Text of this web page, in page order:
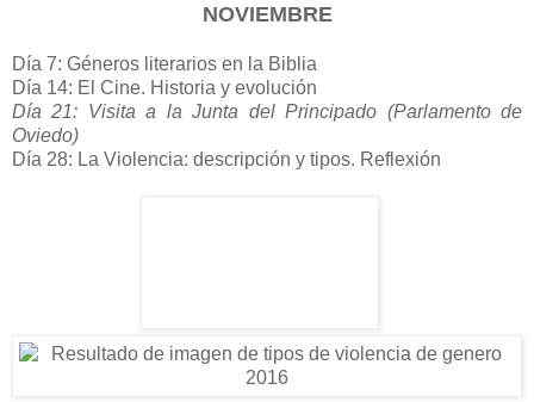
NOVIEMBRE
Día 7: Géneros literarios en la Biblia
Día 14: El Cine. Historia y evolución
Día 21: Visita a la Junta del Principado (Parlamento de
Oviedo)
Día 28: La Violencia: descripción y tipos. Reflexión